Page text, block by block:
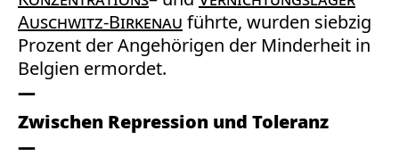
Auschwitz-Birkenau führte, wurden siebzig
Prozent der Angehörigen der Minderheit in
Belgien ermordet.
Zwischen Repression und Toleranz